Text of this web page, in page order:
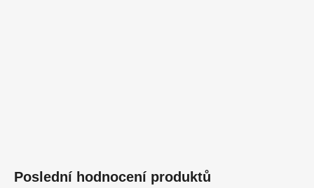
Poslední hodnocení produktů